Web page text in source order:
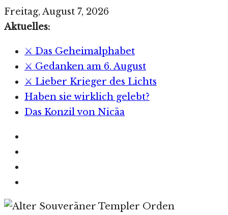
Zum
Inhalt
Freitag, August 7, 2026
Aktuelles:
⚔️ Das Geheimalphabet
⚔️ Gedanken am 6. August
⚔️ Lieber Krieger des Lichts
Haben sie wirklich gelebt?
Das Konzil von Nicäa